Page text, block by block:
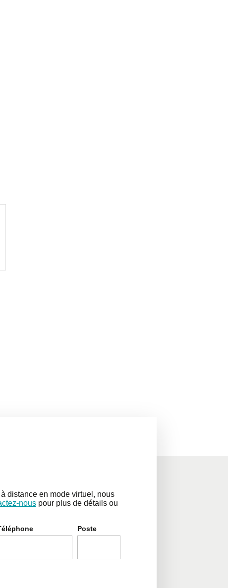
distance en mode virtuel, nous
nous pour plus de détails ou
Poste